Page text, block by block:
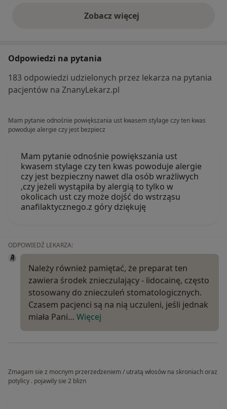
Zobacz więcejopinie powyżej
Odpowiedzi na pytania
183 odpowiedzi udzielonych przez lekarza na pytania
pacjentów na ZnanyLekarz.pl
Mam pytanie odnośnie powiększania ust kwasem stylage czy ten kwas
powoduje alergie czy jest bezpiecz
Mam pytanie odnośnie powiększania ust
kwasem stylage czy ten kwas powoduje alergie
czy jest bezpieczny nawet dla osób wrażliwych
,czy jeżeli wystąpiła by alergią to tylko w
okolicach ust czy może dojść do wstrząsu
anafilaktycznego.z góry dziękuję
ODPOWIEDŹ LEKARZA:
Należy również pamiętać, że preparat ten
zawiera środek znieczulający - lidocainę, często
stosowany do znieczuleń stomatologicznych.
Czasem pacjenci są na nią uczuleni, jeśli jednak
miała Pani… Więcej
Zmagam sie z mocnym przerzedzeniem / utratą włosów na skroniach oraz
potylicy . pojawily sie 2 blizn